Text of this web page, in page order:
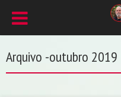
Arquivo -outubro 2019